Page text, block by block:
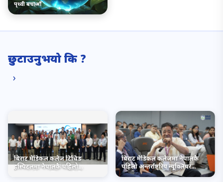
पृथ्वी बचाऔँ
छुटाउनुभयो कि ?
›
बिराट मेडिकल कलेज टिचिङ
हस्पिटलमा नेपालकै पहिलो
बिराट मेडिकल कलेजमा नेपालकै
पहिलो अन्तर्राष्ट्रिय न्यूक्लियर
मेडिसिन सम्मेलन सम्पन्न